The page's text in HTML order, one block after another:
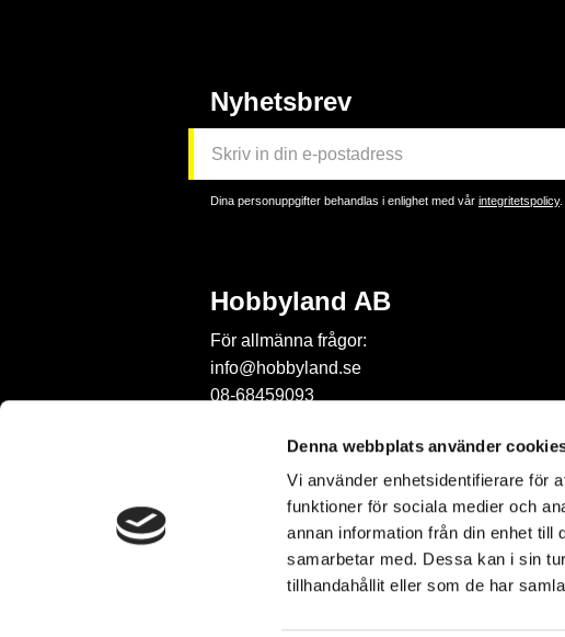
Denna webbplats använder
Vi använder enhetsidentifierare för
funktioner för sociala medier och
annan information från din enhet
samarbetar med. Dessa kan i sin
tillhandahållit eller som de har
Nyhetsbrev
Dina personuppgifter behandlas i enlighet med vår integritetspolicy.
Hobbyland AB
För allmänna frågor:
info@hobbyland.se
08-68459093
order@hobbyland.se
08-68459093
vardagar mellan 9-11